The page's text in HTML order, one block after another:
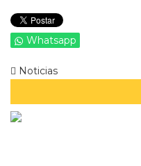
Whatsapp
Noticias